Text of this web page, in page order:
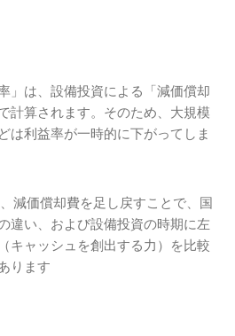
」は、設備投資による「減価償却
計算されます。そのため、大規模
は利益率が一時的に下がってしま
減価償却費を足し戻すことで、国
違い、および設備投資の時期に左
キャッシュを創出する力）を比較
ります